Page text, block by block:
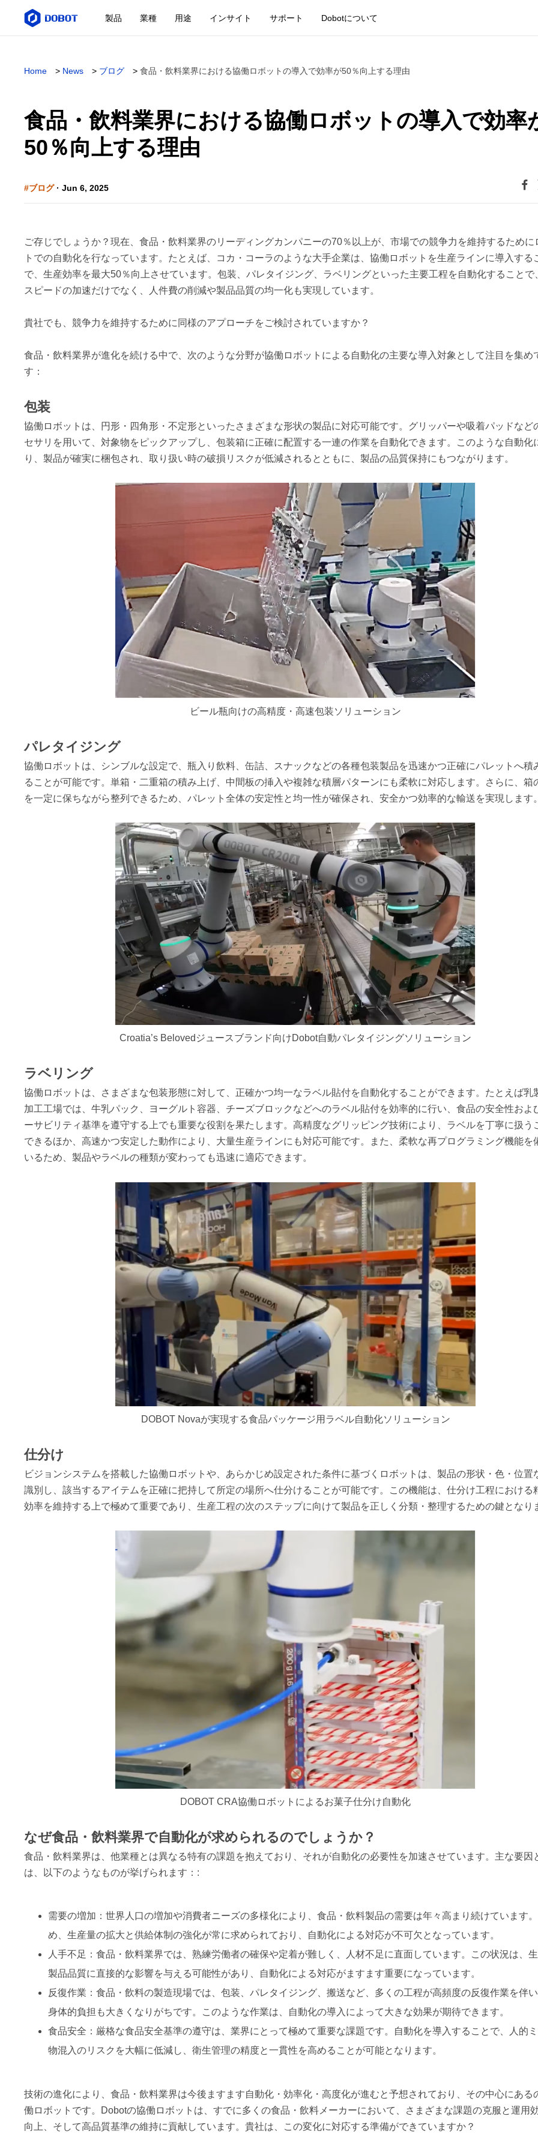
製品 業種 用途 インサイト サポート Dobotについて
Home > News > ブログ > 食品・飲料業界における協働ロボットの導入で効率が50％向上する理由
食品・飲料業界における協働ロボットの導入で効率
50％向上する理由
#ブログ· Jun 6, 2025
ご存じでしょうか？現在、食品・飲料業界のリーディングカンパニーの70％以上が、市場での競争力を維持するために
トでの自動化を行なっています。たとえば、コカ・コーラのような大手企業は、協働ロボットを生産ラインに導入する
で、生産効率を最大50％向上させています。包装、パレタイジング、ラベリングといった主要工程を自動化することで
スピードの加速だけでなく、人件費の削減や製品品質の均一化も実現しています。
貴社でも、競争力を維持するために同様のアプローチをご検討されていますか？
食品・飲料業界が進化を続ける中で、次のような分野が協働ロボットによる自動化の主要な導入対象として注目を集め
す：
包装
協働ロボットは、円形・四角形・不定形といったさまざまな形状の製品に対応可能です。グリッパーや吸着パッドなど
セサリを用いて、対象物をピックアップし、包装箱に正確に配置する一連の作業を自動化できます。このような自動化
り、製品が確実に梱包され、取り扱い時の破損リスクが低減されるとともに、製品の品質保持にもつながります。
ビール瓶向けの高精度・高速包装ソリューション
パレタイジング
協働ロボットは、シンブルな設定で、瓶入り飲料、缶詰、スナックなどの各種包装製品を迅速かつ正確にパレットへ積
ることが可能です。単箱・二重箱の積み上げ、中間板の挿入や複雑な積層パターンにも柔軟に対応します。さらに、箱
を一定に保ちながら整列できるため、パレット全体の安定性と均一性が確保され、安全かつ効率的な輸送を実現します。
Croatia’s Belovedジュースブランド向けDobot自動パレタイジングソリューション
ラベリング
協働ロボットは、さまざまな包装形態に対して、正確かつ均一なラベル貼付を自動化することができます。たとえば乳
加工工場では、牛乳パック、ヨーグルト容器、チーズブロックなどへのラベル貼付を効率的に行い、食品の安全性およ
ーサビリティ基準を遵守する上でも重要な役割を果たします。高精度なグリッピング技術により、ラベルを丁寧に扱う
できるほか、高速かつ安定した動作により、大量生産ラインにも対応可能です。また、柔軟な再プログラミング機能を
いるため、製品やラベルの種類が変わっても迅速に適応できます。
DOBOT Novaが実現する食品パッケージ用ラベル自動化ソリューション
仕分け
ビジョンシステムを搭載した協働ロボットや、あらかじめ設定された条件に基づくロボットは、製品の形状・色・位置
識別し、該当するアイテムを正確に把持して所定の場所へ仕分けることが可能です。この機能は、仕分け工程における
効率を維持する上で極めて重要であり、生産工程の次のステップに向けて製品を正しく分類・整理するための鍵となり
DOBOT CRA協働ロボットによるお菓子仕分け自動化
なぜ食品・飲料業界で自動化が求められるのでしょうか？
食品・飲料業界は、他業種とは異なる特有の課題を抱えており、それが自動化の必要性を加速させています。主な要因
は、以下のようなものが挙げられます：:
需要の増加：世界人口の増加や消費者ニーズの多様化により、食品・飲料製品の需要は年々高まり続けています
め、生産量の拡大と供給体制の強化が常に求められており、自動化による対応が不可欠となっています。
人手不足：食品・飲料業界では、熟練労働者の確保や定着が難しく、人材不足に直面しています。この状況は、
製品品質に直接的な影響を与える可能性があり、自動化による対応がますます重要になっています。
反復作業：食品・飲料の製造現場では、包装、パレタイジング、搬送など、多くの工程が高頻度の反復作業を伴
身体的負担も大きくなりがちです。このような作業は、自動化の導入によって大きな効果が期待できます。
食品安全：厳格な食品安全基準の遵守は、業界にとって極めて重要な課題です。自動化を導入することで、人的
物混入のリスクを大幅に低減し、衛生管理の精度と一貫性を高めることが可能となります。
技術の進化により、食品・飲料業界は今後ますます自動化・効率化・高度化が進むと予想されており、その中心にある
働ロボットです。Dobotの協働ロボットは、すでに多くの食品・飲料メーカーにおいて、さまざまな課題の克服と運用
向上、そして高品質基準の維持に貢献しています。貴社は、この変化に対応する準備ができていますか？